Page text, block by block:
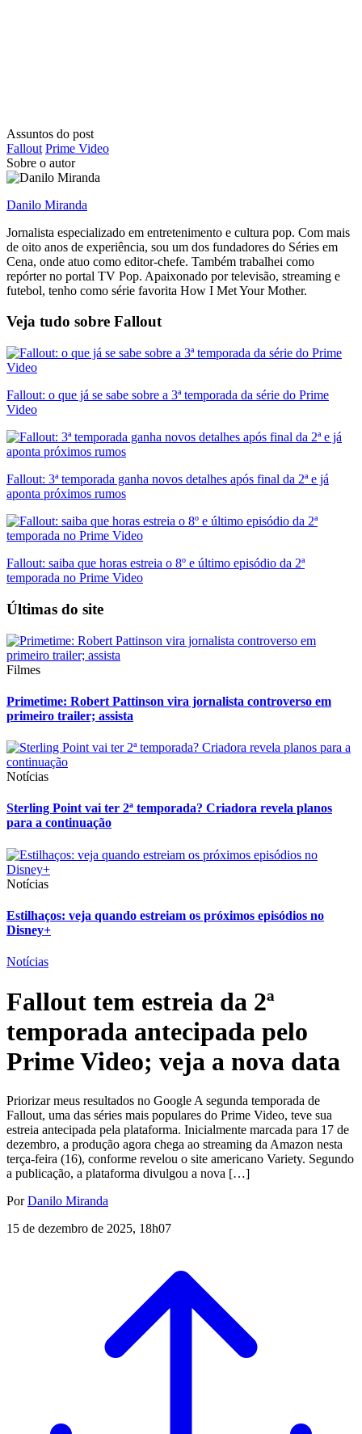
Assuntos do post
Fallout Prime Video
Sobre o autor
Danilo Miranda
Jornalista especializado em entretenimento e cultura pop. Com mais
de oito anos de experiência, sou um dos fundadores do Séries em
Cena, onde atuo como editor-chefe. Também trabalhei como
repórter no portal TV Pop. Apaixonado por televisão, streaming e
futebol, tenho como série favorita How I Met Your Mother.
Veja tudo sobre Fallout
Fallout: o que já se sabe sobre a 3ª temporada da série do Prime
Video
Fallout: 3ª temporada ganha novos detalhes após final da 2ª e já
aponta próximos rumos
Fallout: saiba que horas estreia o 8º e último episódio da 2ª
temporada no Prime Video
Últimas do site
Filmes
Primetime: Robert Pattinson vira jornalista controverso em
primeiro trailer; assista
Notícias
Sterling Point vai ter 2ª temporada? Criadora revela planos
para a continuação
Notícias
Estilhaços: veja quando estreiam os próximos episódios no
Disney+
Notícias
Fallout tem estreia da 2ª
temporada antecipada pelo
Prime Video; veja a nova data
Priorizar meus resultados no Google A segunda temporada de
Fallout, uma das séries mais populares do Prime Video, teve sua
estreia antecipada pela plataforma. Inicialmente marcada para 17 de
dezembro, a produção agora chega ao streaming da Amazon nesta
terça-feira (16), conforme revelou o site americano Variety. Segundo
a publicação, a plataforma divulgou a nova […]
PorDanilo Miranda
15 de dezembro de 2025, 18h07